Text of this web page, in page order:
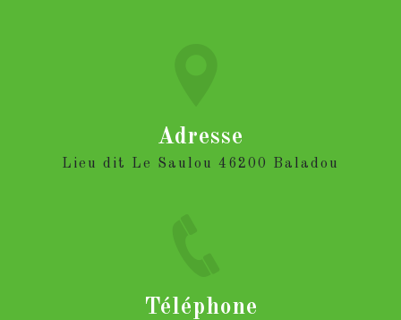
Adresse
Lieu dit Le Saulou 46200 Baladou
Téléphone